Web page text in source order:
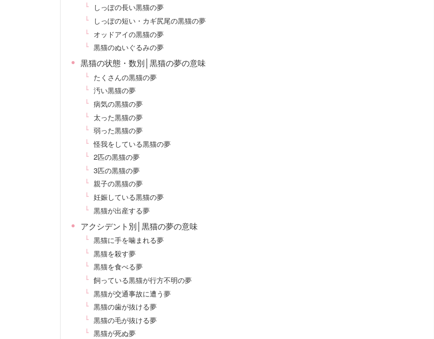
しっぽの長い黒猫の夢
しっぽの短い・カギ尻尾の黒猫の夢
オッドアイの黒猫の夢
黒猫のぬいぐるみの夢
黒猫の状態・数別│黒猫の夢の意味
たくさんの黒猫の夢
汚い黒猫の夢
病気の黒猫の夢
太った黒猫の夢
弱った黒猫の夢
怪我をしている黒猫の夢
2匹の黒猫の夢
3匹の黒猫の夢
親子の黒猫の夢
妊娠している黒猫の夢
黒猫が出産する夢
アクシデント別│黒猫の夢の意味
黒猫に手を噛まれる夢
黒猫を殺す夢
黒猫を食べる夢
飼っている黒猫が行方不明の夢
黒猫が交通事故に遭う夢
黒猫の歯が抜ける夢
黒猫の毛が抜ける夢
黒猫が死ぬ夢